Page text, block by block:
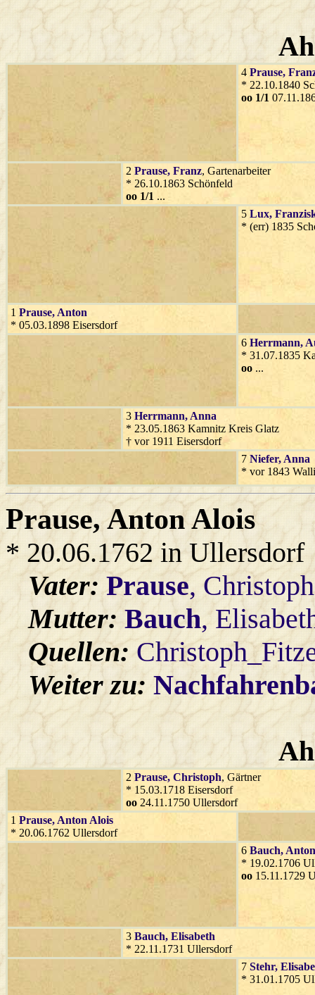
4 Prause,
* 22.10.1840
oo 1/1
2 Prause, Franz, Gartenarbeiter
* 26.10.1863 Schönfeld
oo 1/1 ...
5 Lux,
* (err) 1835
1 Prause, Anton
* 05.03.1898 Eisersdorf
6 Herrmann,
* 31.07.1835
oo ...
3 Herrmann, Anna
* 23.05.1863 Kamnitz Kreis Glatz
† vor 1911 Eisersdorf
7 Niefer, Anna
* vor 1843
Prause, Anton Alois
* 20.06.1762 in Ullersdorf
Vater:Prause,
Mutter:Bauch,
Quellen:
Weiter zu:
2 Prause, Christoph, Gärtner
* 15.03.1718 Eisersdorf
oo 24.11.1750 Ullersdorf
1 Prause, Anton Alois
* 20.06.1762 Ullersdorf
6 Bauch, Anton
* 19.02.1706
oo 15.11.1729
3 Bauch, Elisabeth
* 22.11.1731 Ullersdorf
7 Stehr,
* 31.01.1705